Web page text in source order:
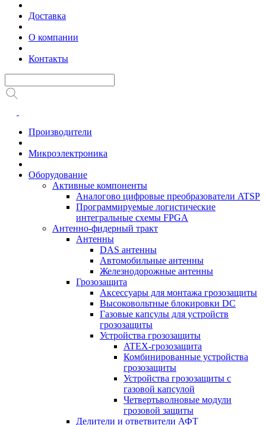
Доставка
О компании
Контакты
Производители
Микроэлектроника
Оборудование
Активные компоненты
Аналогово цифровые преобразователи ATSP
Программируемые логистические
интегральные схемы FPGA
Антенно-фидерный тракт
Антенны
DAS антенны
Автомобильные антенны
Железнодорожные антенны
Грозозащита
Аксессуары для монтажа грозозащиты
Высоковольтные блокировки DC
Газовые капсулы для устройств
грозозащиты
Устройства грозозащиты
ATEX-грозозащита
Комбинированные устройства
грозозащиты
Устройства грозозащиты с
газовой капсулой
Четвертьволновые модули
грозовой защиты
Делители и ответвители АФТ